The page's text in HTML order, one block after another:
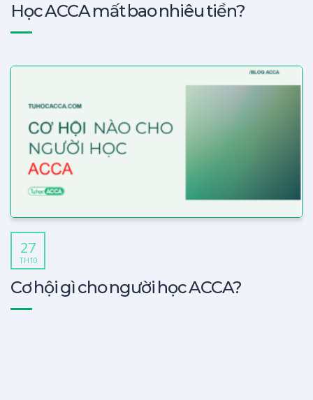
Học ACCA mất bao nhiêu tiền?
27
TH10
Cơ hội gì cho người học ACCA?